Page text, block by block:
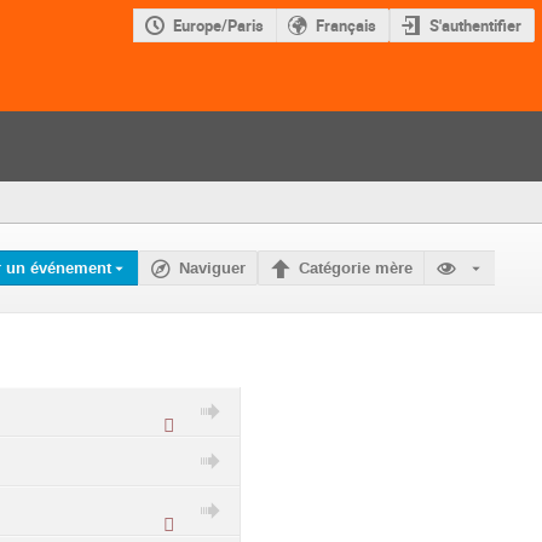
Europe/Paris Français S'authentifier
un événement Naviguer Catégorie mère
Catégorie
protégée
Catégorie